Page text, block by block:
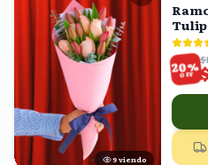
8 viendo
20%
OFF